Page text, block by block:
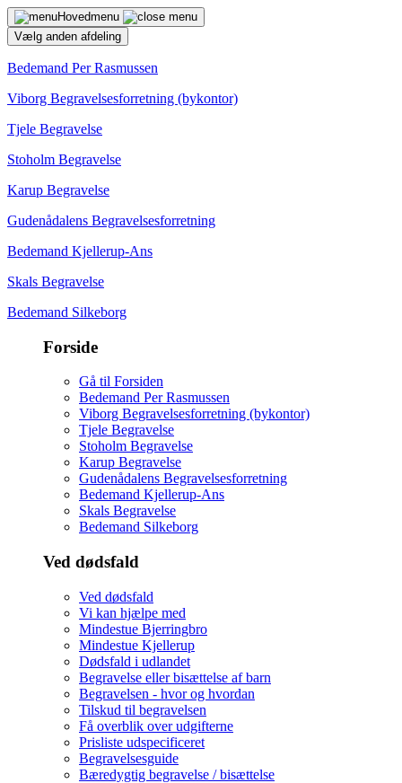
Hovedmenu
Vælg anden afdeling
Bedemand Per Rasmussen
Viborg Begravelsesforretning (bykontor)
Tjele Begravelse
Stoholm Begravelse
Karup Begravelse
Gudenådalens Begravelsesforretning
Bedemand Kjellerup-Ans
Skals Begravelse
Bedemand Silkeborg
Forside
Gå til Forsiden
Bedemand Per Rasmussen
Viborg Begravelsesforretning (bykontor)
Tjele Begravelse
Stoholm Begravelse
Karup Begravelse
Gudenådalens Begravelsesforretning
Bedemand Kjellerup-Ans
Skals Begravelse
Bedemand Silkeborg
Ved dødsfald
Ved dødsfald
Vi kan hjælpe med
Mindestue Bjerringbro
Mindestue Kjellerup
Dødsfald i udlandet
Begravelse eller bisættelse af barn
Begravelsen - hvor og hvordan
Tilskud til begravelsen
Få overblik over udgifterne
Prisliste udspecificeret
Begravelsesguide
Bæredygtig begravelse / bisættelse